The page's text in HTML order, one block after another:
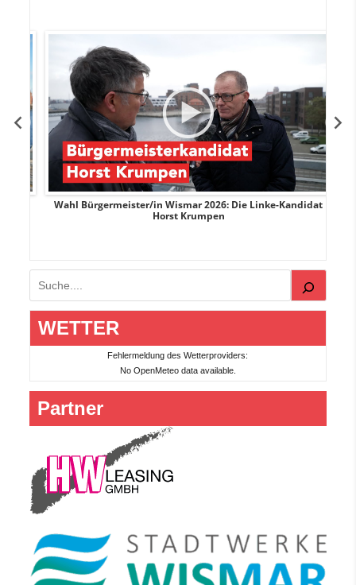
Wahl Bürgermeister/in Wismar 2026: Die Linke-Kandidat
Horst Krumpen
Suchen
WETTER
Fehlermeldung des Wetterproviders:
No OpenMeteo data available.
Partner